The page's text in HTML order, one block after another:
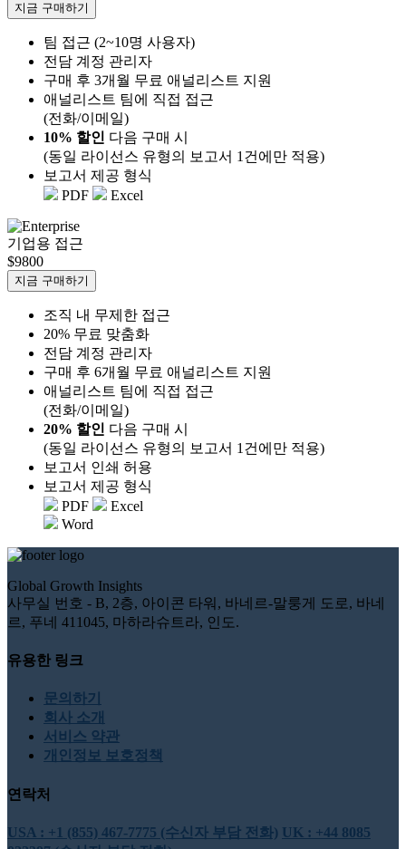
지금 구매하기
팀 접근 (2~10명 사용자)
전담 계정 관리자
구매 후 3개월 무료 애널리스트 지원
애널리스트 팀에 직접 접근
(전화/이메일)
10% 할인 다음 구매 시
(동일 라이선스 유형의 보고서 1건에만 적용)
보고서 제공 형식
PDF
Excel
기업용 접근
$9800
지금 구매하기
조직 내 무제한 접근
20% 무료 맞춤화
전담 계정 관리자
구매 후 6개월 무료 애널리스트 지원
애널리스트 팀에 직접 접근
(전화/이메일)
20% 할인 다음 구매 시
(동일 라이선스 유형의 보고서 1건에만 적용)
보고서 인쇄 허용
보고서 제공 형식
PDF
Excel
Word
Global Growth Insights
사무실 번호 - B, 2층, 아이콘 타워, 바네르-말룽게 도로, 바네
르, 푸네 411045, 마하라슈트라, 인도.
유용한 링크
문의하기
회사 소개
서비스 약관
개인정보 보호정책
연락처
USA : +1 (855) 467-7775 (수신자 부담 전화) UK : +44 8085